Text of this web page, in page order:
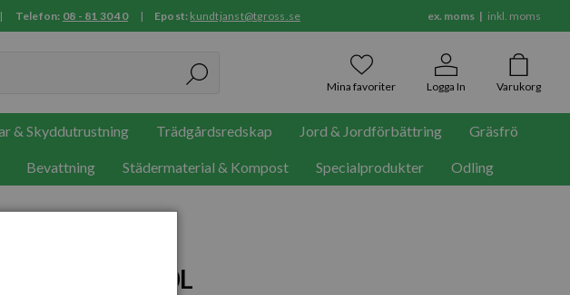
ex. moms inkl. moms
| Telefon: 08 - 81 30 40| Epost: kundtjanst@tgross.se
Varukorg
Logga In
Mina favoriter
& Skyddutrustning Trädgårdsredskap Jord & Jordförbättring Gräsfrö
Bevattning Städermaterial & Kompost Specialprodukter Odling
Antracit 50L